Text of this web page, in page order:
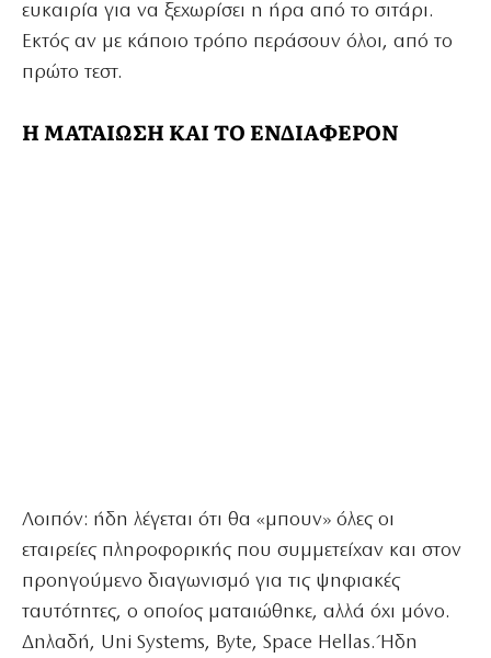
ευκαιρία για να ξεχωρίσει η ήρα από το σιτάρι.
Εκτός αν με κάποιο τρόπο περάσουν όλοι, από το
πρώτο τεστ.
Η ΜΑΤΑΙΩΣΗ ΚΑΙ ΤΟ ΕΝΔΙΑΦΕΡΟΝ
Λοιπόν: ήδη λέγεται ότι θα «μπουν» όλες οι
εταιρείες πληροφορικής που συμμετείχαν και στον
προηγούμενο διαγωνισμό για τις ψηφιακές
ταυτότητες, ο οποίος ματαιώθηκε, αλλά όχι μόνο.
Δηλαδή, Uni Systems, Byte, Space Hellas. Ήδη